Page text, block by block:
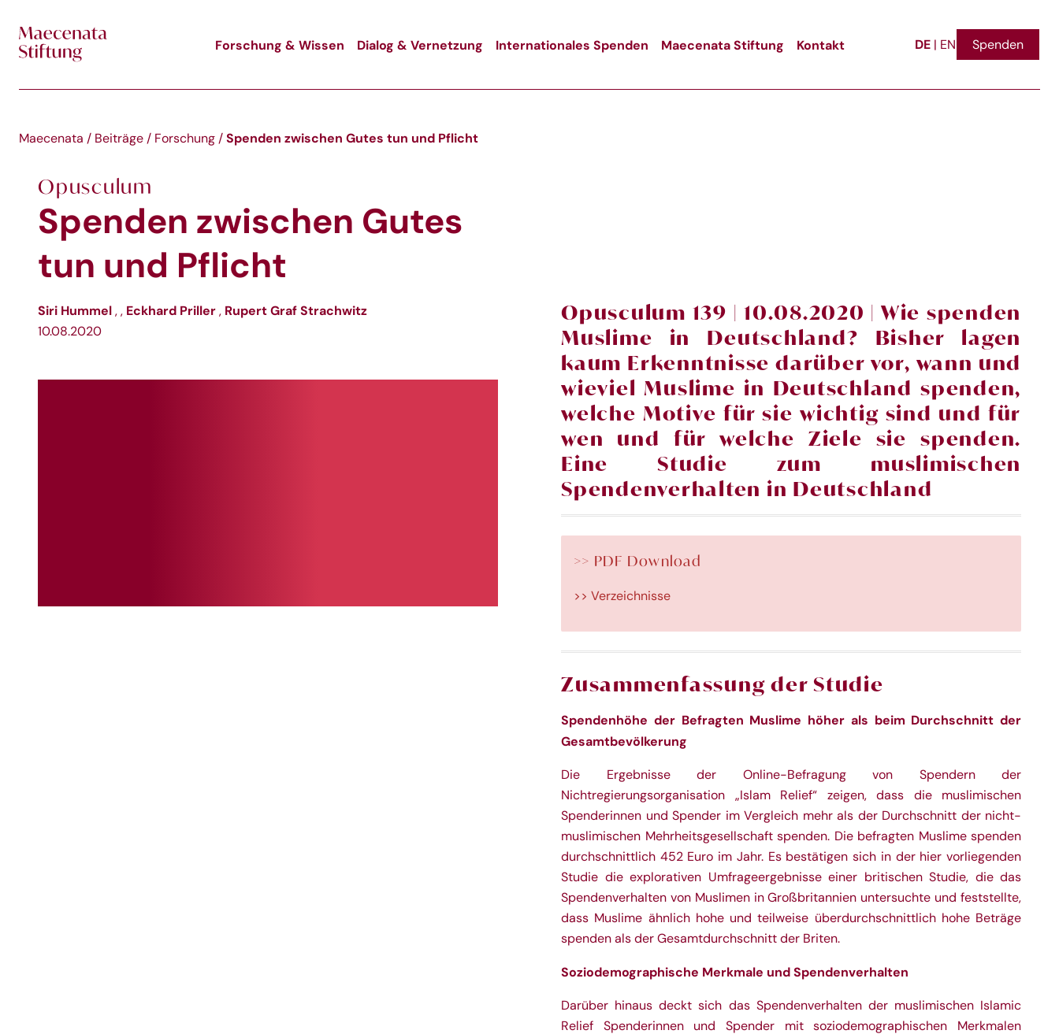
Forschung & Wissen Dialog & Vernetzung Internationales Spenden Maecenata Stiftung Kontakt DE | EN Spenden
Maecenata / Beiträge / Forschung / Spenden zwischen Gutes tun und Pflicht
Opusculum
Spenden zwischen Gutes
tun und Pflicht
Siri Hummel , , Eckhard Priller , Rupert Graf Strachwitz
10.08.2020
Opusculum 139 | 10.08.2020 | Wie spenden
Muslime in Deutschland? Bisher lagen
kaum Erkenntnisse darüber vor, wann und
wieviel Muslime in Deutschland spenden,
welche Motive für sie wichtig sind und für
wen und für welche Ziele sie spenden.
Eine Studie zum muslimischen
Spendenverhalten in Deutschland
>> PDF Download
>> Verzeichnisse
Zusammenfassung der Studie
Spendenhöhe der Befragten Muslime höher als beim Durchschnitt der
Gesamtbevölkerung
Die Ergebnisse der Online-Befragung von Spendern der
Nichtregierungsorganisation „Islam Relief“ zeigen, dass die muslimischen
Spenderinnen und Spender im Vergleich mehr als der Durchschnitt der nicht-
muslimischen Mehrheitsgesellschaft spenden. Die befragten Muslime spenden
durchschnittlich 452 Euro im Jahr. Es bestätigen sich in der hier vorliegenden
Studie die explorativen Umfrageergebnisse einer britischen Studie, die das
Spendenverhalten von Muslimen in Großbritannien untersuchte und feststellte,
dass Muslime ähnlich hohe und teilweise überdurchschnittlich hohe Beträge
spenden als der Gesamtdurchschnitt der Briten.
Soziodemographische Merkmale und Spendenverhalten
Darüber hinaus deckt sich das Spendenverhalten der muslimischen Islamic
Relief Spenderinnen und Spender mit soziodemographischen Merkmalen